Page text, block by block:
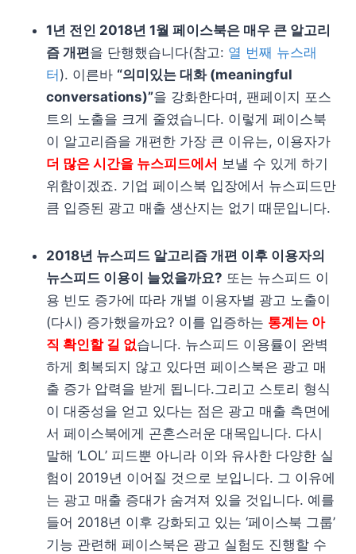
1년 전인 2018년 1월 페이스북은 매우 큰 알고리
즘 개편을 단행했습니다(참고: 열 번째 뉴스래
터 ). 이른바 “의미있는 대화 (meaningful
conversations)”을 강화한다며, 팬페이지 포스
트의 노출을 크게 줄였습니다. 이렇게 페이스북
이 알고리즘을 개편한 가장 큰 이유는, 이용자가
더 많은 시간을 뉴스피드에서 보낼 수 있게 하기
위함이겠죠. 기업 페이스북 입장에서 뉴스피드만
큼 입증된 광고 매출 생산지는 없기 때문입니다.
2018년 뉴스피드 알고리즘 개편 이후 이용자의
뉴스피드 이용이 늘었을까요? 또는 뉴스피드 이
용 빈도 증가에 따라 개별 이용자별 광고 노출이
(다시) 증가했을까요? 이를 입증하는 통계는 아
직 확인할 길 없습니다. 뉴스피드 이용률이 완벽
하게 회복되지 않고 있다면 페이스북은 광고 매
출 증가 압력을 받게 됩니다.그리고 스토리 형식
이 대중성을 얻고 있다는 점은 광고 매출 측면에
서 페이스북에게 곤혼스러운 대목입니다. 다시
말해 ‘LOL’ 피드뿐 아니라 이와 유사한 다양한 실
험이 2019년 이어질 것으로 보입니다. 그 이유에
는 광고 매출 증대가 숨겨져 있을 것입니다. 예를
들어 2018년 이후 강화되고 있는 ‘페이스북 그룹’
기능 관련해 페이스북은 광고 실험도 진행할 수